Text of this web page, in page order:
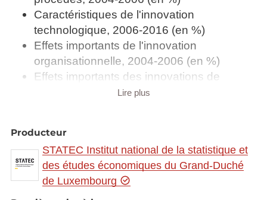
Caractéristiques de l'innovation
technologique, 2006-2016 (en %)
Effets importants de l'innovation
organisationnelle, 2004-2006 (en %)
Effets importants des innovations de
produits ou procédés, 2004-2006 (en %)
d'innovation de produits ou de procédés,
2004-2006 (en %)
Entraves considérées importantes par les
entreprises n'ayant pas eu d'activités
Lire plus
Producteur
STATEC Institut national de la statistique et
des études économiques du Grand-Duché
de Luxembourg